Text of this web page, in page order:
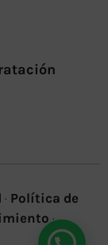
· Política de
·